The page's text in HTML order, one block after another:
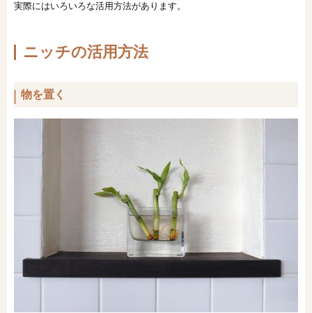
実際にはいろいろな活用方法があります。
ニッチの活用方法
物を置く